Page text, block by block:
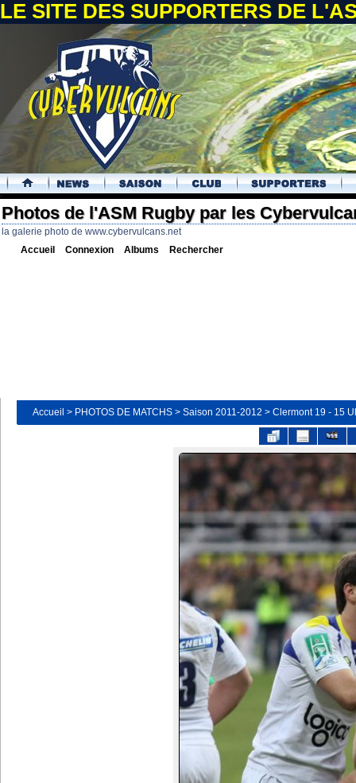
LE SITE DES SUPPORTERS DE
.
Photos de l'ASM Rugby par les
la galerie photo de www.cybervulcans.net
Accueil Connexion Albums Rechercher
Accueil > PHOTOS DE MATCHS > Saison 2011-2012 > Clermont 19 - 15